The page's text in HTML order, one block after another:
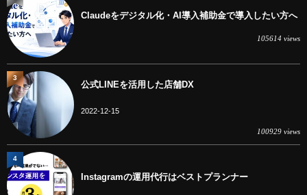
Claudeをデジタル化・AI導入補助金で導入したい方へ
105614 views
公式LINEを活用した店舗DX
2022-12-15
100929 views
3
Instagramの運用代行はベストプランナー
4